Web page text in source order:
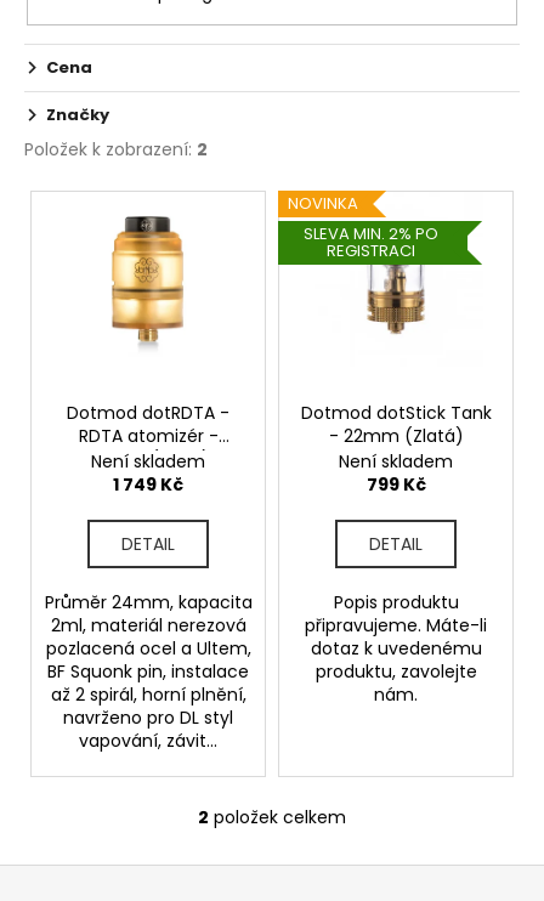
Cena
Značky
Položek k zobrazení: 2
V
Dotmod dotRDTA -
RDTA atomizér -
24mm (Zlatá)
Není skladem
1 749 Kč
DETAIL
Průměr 24mm, kapacita
2ml, materiál nerezová
pozlacená ocel a Ultem,
BF Squonk pin, instalace
až 2 spirál, horní plnění,
navrženo pro DL styl
vapování, závit...
NOVINKA
SLEVA MIN. 2% PO
REGISTRACI
Dotmod dotStick Tank
- 22mm (Zlatá)
Není skladem
799 Kč
DETAIL
Popis produktu
připravujeme. Máte-li
dotaz k uvedenému
produktu, zavolejte
nám.
O
v
2 položek celkem
u
j
e
m
e
Z